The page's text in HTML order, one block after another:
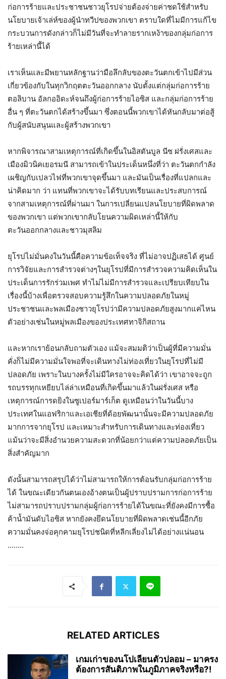
ก่อการร้ายและประชาชนชาวยุโรปจ่ายต้องจ่ายค่าชดใช้สำหรับ
นโยบายเจ้าเล่ห์ของผู้นำทวีปของพวกเขา ตราบใดที่ไมมีการแก้ไข
กระบวนการดังกล่าวก็ไม่มีวันที่จะทำลายรากเหง้าของกลุ่มก่อการ
ร้ายเหล่านี้ได้
เราเห็นและมีพยานหลักฐานว่ามือลึกลับของตะวันตกเข้าไปมีส่วน
เกี่ยวข้องกับในทุกวิกฤตตะวันออกกลาง นับตั้งแต่กลุ่มก่อการร้าย
ตอลิบาน อัลกออิดะห์จนถึงผู้ก่อการร้ายไอซิส และกลุ่มก่อการร้าย
อื่น ๆ ที่ตะวันตกได้สร้างขึ้นมา ซึ่งตอนนี้พวกเขาได้หันกลับมาต่อสู้
กับผู้สนับสนุนและผู้สร้างพวกเขา
หากพิจารณาสามเหตุการณ์ที่เกิดขึ้นในอิสตันบูล นีซ ฝรั่งเศสและ
เมืองมิวนิคเยอรมนี สามารถเข้าในประเด็นหนึ่งที่ว่า ตะวันตกกำลัง
เผชิญกับเปลวไฟที่พวกเขาจุดขึ้นมา และมันเป็นเรื่องที่แปลกและ
น่าคิดมาก ว่า แทนที่พวกเขาจะได้รับบทเรียนและประสบการณ์
จากสามเหตุการณ์ที่ผ่านมา ในการเปลี่ยนแปลนโยบายที่ผิดพลาด
ของพวกเขา แต่พวกเขากลับโยนความผิดเหล่านี้ให้กับ
ตะวันออกกลางและชาวมุสลิม
ยุโรปไม่มั่นคงในวันนี้คือความข้อเท็จจริง ที่ไม่อาจปฏิเสธได้ ศูนย์
การวิจัยและการสำรวจต่างๆในยุโรปที่มีการสำรวจความคิดเห็นใน
ประเด็นการรักร่วมเพศ ทำไม่ไม่มีการสำรวจและเปรียบเทียบใน
เรื่องนี้บ้างเพื่อตรวจสอบความรู้สึกในความปลอดภัยในหมู่
ประชาชนและพลเมืองชาวยุโรปว่ามีความปลอดภัยสูงมากแค่ไหน
ตัวอย่างเช่นในหมู่พลเมืองของประเทศทาจิกิสถาน
และหากเราย้อนกลับถามตัวเอง แม้จะสมมติว่าเป็นผู้ที่มีความมั่น
คั่งก็ไม่มีความมั่นใจพอที่จะเดินทางไม่ท่องเที่ยวในยุโรปที่ไม่มี
ปลอดภัย เพราะในบางครั้งไม่มีใครอาจจะคิดได้ว่า เขาอาจจะถูก
รถบรรทุกเหยียบไล่ล่าเหมือนที่เกิดขึ้นมาแล้วในฝรั่งเศส หรือ
เหตุการณ์การดยิงในซูเปอร์มาร์เก็ต ดูเหมือนว่าในวันนี้บาง
ประเทศในแอฟริกาและเอเชียที่ด้อยพัฒนานั้นจะมีความปลอดภัย
มากการจากยุโรป และเหมาะสำหรับการเดินทางและท่องเที่ยว
แม้นว่าจะมีสิ่งอำนวยความสะดวกที่น้อยกว่าแต่ความปลอดภัยเป็น
สิ่งสำคัญมาก
ดังนั้นสามารถสรุปได้ว่าไม่สามารถให้การต้อนรับกลุ่มก่อการร้าย
ได้ ในขณะเดียวกันตนเองอ้างตนเป็นผู้ปราบปรามการก่อการร้าย
ไม่สามารถปราบปรามกลุ่มผู้ก่อการร้ายได้ในขณะที่ยังคงมีการซื้อ
ค้าน้ำมันดับไอซิส หากยังคงยึดนโยบายที่ผิดพลาดเช่นนี้อีกภัย
ความมั่นคงจ่อคุกคามยุโรปชนิดที่หลีกเลี่ยงไม่ได้อย่างแน่นอน
……..
RELATED ARTICLES
เกมเก่าของนโปเลียนตัวปลอม – มาครง
ต้องการสันติภาพในภูมิภาคจริงหรือ?!